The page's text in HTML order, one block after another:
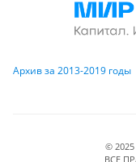
Архив за 2013-2019 годы
©
ВСЕ